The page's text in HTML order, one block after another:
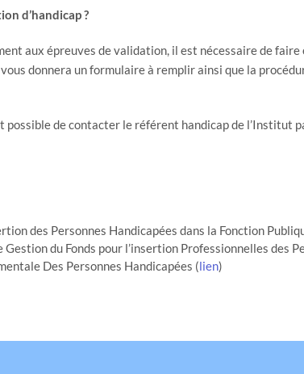
d’handicap ?
aux épreuves de validation, il est nécessaire de
donnera un formulaire à remplir ainsi que la
de contacter le référent handicap de l’Institut
des Personnes Handicapées dans la Fonction
du Fonds pour l’insertion Professionnelles des
Des Personnes Handicapées (lien)